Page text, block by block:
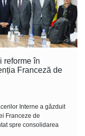
reforme în
Franceză de
Interne a găzduit
Franceze de
spre consolidarea